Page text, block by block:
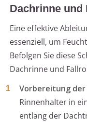
Dachrinne
Eine effektive
essenziell, um
Befolgen Sie diese
Dachrinne und
Vorbereitung
Rinnenhalter in
entlang der